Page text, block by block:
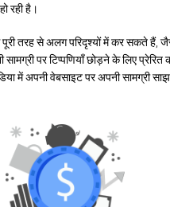
रही है।
पूरी तरह से अलग परिदृश्यों में कर सकते हैं,
पर टिप्पणियाँ छोड़ने के लिए प्रेरित
में अपनी वेबसाइट पर अपनी सामग्री